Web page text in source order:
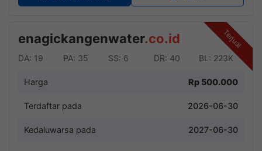
Terjual
enagickangenwater.co.id
DA: 19 PA: 35 SS: 6 DR: 40 BL: 223K
Harga Rp 500.000
Terdaftar pada 2026-06-30
Kedaluwarsa pada 2027-06-30